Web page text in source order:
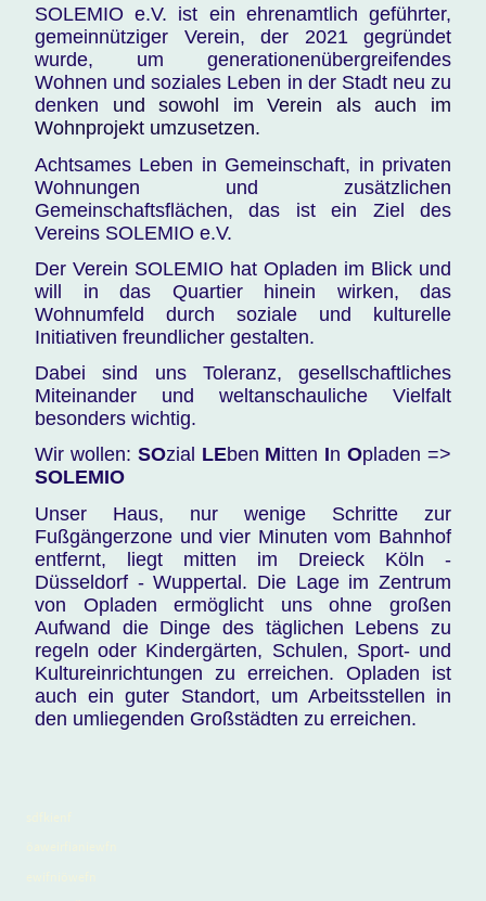
SOLEMIO e.V. ist ein ehrenamtlich geführter,
gemeinnütziger Verein, der 2021 gegründet
wurde, um generationenübergreifendes
Wohnen und soziales Leben in der Stadt neu zu
denken und sowohl im Verein als auch im
Wohnprojekt umzusetzen.
Achtsames Leben in Gemeinschaft, in privaten
Wohnungen und zusätzlichen
Gemeinschaftsflächen, das ist ein Ziel des
Vereins SOLEMIO e.V.
Der Verein SOLEMIO hat Opladen im Blick und
will in das Quartier hinein wirken, das
Wohnumfeld durch soziale und kulturelle
Initiativen freundlicher gestalten.
Dabei sind uns Toleranz, gesellschaftliches
Miteinander und weltanschauliche Vielfalt
besonders wichtig.
Wir wollen: SOzial LEben Mitten InOpladen =>
SOLEMIO
Unser Haus, nur wenige Schritte zur
Fußgängerzone und vier Minuten vom Bahnhof
entfernt, liegt mitten im Dreieck Köln -
Düsseldorf - Wuppertal. Die Lage im Zentrum
von Opladen ermöglicht uns ohne großen
Aufwand die Dinge des täglichen Lebens zu
regeln oder Kindergärten, Schulen, Sport- und
Kultureinrichtungen zu erreichen. Opladen ist
auch ein guter Standort, um Arbeitsstellen in
den umliegenden Großstädten zu erreichen.